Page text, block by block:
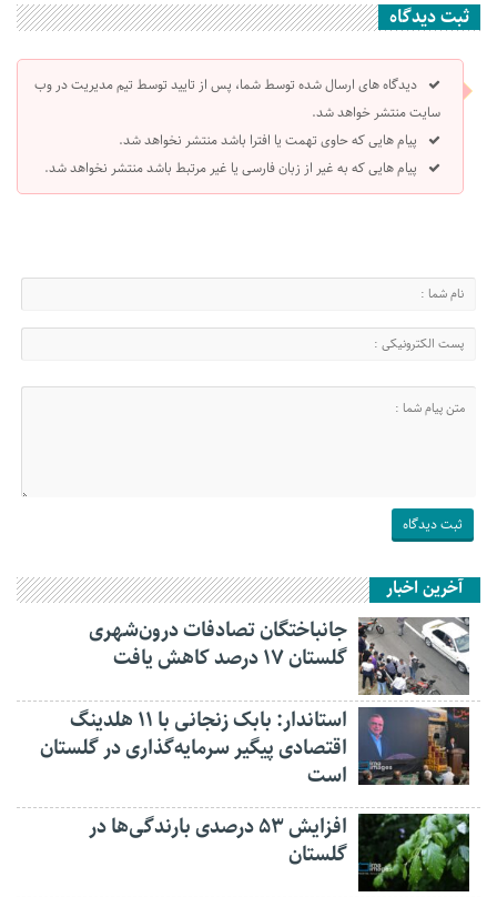
ثبت دیدگاه
دیدگاه های ارسال شده توسط شما، پس از تایید توسط تیم مدیریت در وب
سایت منتشر خواهد شد.
پیام هایی که حاوی تهمت یا افترا باشد منتشر نخواهد شد.
پیام هایی که به غیر از زبان فارسی یا غیر مرتبط باشد منتشر نخواهد شد.
آخرین اخبار
جانباختگان تصادفات درون‌شهری
گلستان ۱۷ درصد کاهش یافت
استاندار: بابک زنجانی با ۱۱ هلدینگ
اقتصادی پیگیر سرمایه‌گذاری در گلستان
است
افزایش ۵۳ درصدی بارندگی‌ها در
گلستان